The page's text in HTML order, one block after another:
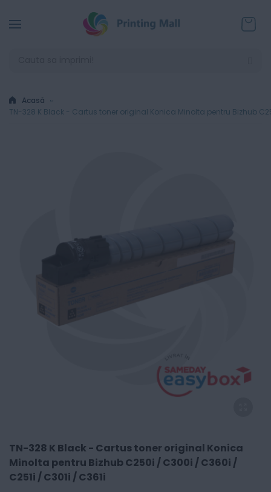
Acasă
TN-328 K Black - Cartus toner original Konica Minolta pentru Bizhub
TN-328 K Black - Cartus toner original Konica
Minolta pentru Bizhub C250i / C300i / C360i /
C251i / C301i / C361i